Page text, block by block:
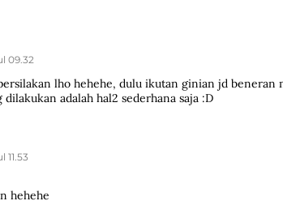
09.32
lho hehehe, dulu ikutan ginian jd beneran
dilakukan adalah hal2 sederhana saja :D
11.53
hehehe